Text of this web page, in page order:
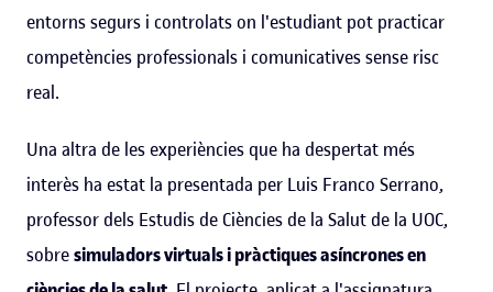
entorns segurs i controlats on l'estudiant pot practicar
competències professionals i comunicatives sense risc
real.
Una altra de les experiències que ha despertat més
interès ha estat la presentada per Luis Franco Serrano,
professor dels Estudis de Ciències de la Salut de la UOC,
sobresimuladors virtuals i pràctiques asíncrones en